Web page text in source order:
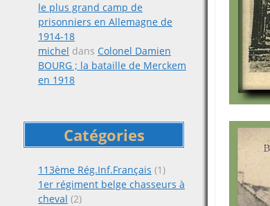
le plus grand camp de
prisonniers en Allemagne de
1914-18
michel dans Colonel Damien
BOURG ; la bataille de Merckem
en 1918
Catégories
113ème Rég.Inf.Français (1)
1er régiment belge chasseurs à
cheval (2)